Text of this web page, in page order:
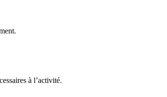
à l’activité.